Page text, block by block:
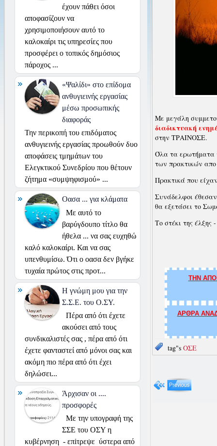
Με μεγάλη
διαδικτυακή
στην ΤΡΑΙΝΟΣΕ.
Όλα τα ερωτήματα
των πρακτικών
Πρακτικά που
Συνάδελφοι
θα εξετάσει το
Το στέκι της
ΤΗΝ
ΑΡΘΡΑ
tag"s ΟΣΕ
έχουν πάθει όσοι
αποφασίζουν να
χρησιμοποιήσουν αυτό το
καλοκαίρι τις υπηρεσίες που
προσφέρει ο τοπικός δημόσιος
πάροχος ...
«Ψαλίδι» στο επίδομα
ανθυγιεινής εργασίας
μέσω προσωπικής
διαφοράς
Την περικοπή του επιδόματος
ανθυγιεινής εργασίας προωθούν δυο
αποφάσεις τμημάτων του
Ελεγκτικού Συνεδρίου που θέτουν
ζήτημα «συμψηφισμού» ...
Οασα ... για κλάματα
Με αυτό το
βαρύγδουπο τίτλο θα
ήθελα ... να σας ευχηθώ
καλό καλοκαίρι. Και να σας
υπενθυμίσω. Ότι ο οασα δεν βγήκε
τυχαία πρώτος στις προτ...
Η γνώμη μου για την
Σ.Σ.Ε. του Ο.ΣΥ.
Πέρα από ότι έχετε
ακούσει από τους
συνδικαλιστές σας , πέρα από ότι
έχετε φανταστεί από μόνοι σας και
ακόμη πιο πέρα από ότι έχει
δηλώσει...
Άρχισαν οι ....
προσφορές
Με την υπογραφή της
ΣΣΕ του ΟΣΥ η
κυβέρνηση - επiτρεψε ύστερα από